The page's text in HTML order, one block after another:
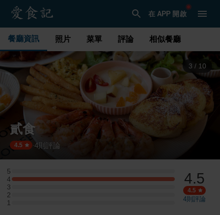
在 APP 開啟
餐廳資訊 照片 菜單 評論 相似餐廳
3 / 10
貳食
4.5 ·4則評論
5
5 星：0 則評論
4
4 星：1 則評論
3
3 星：0 則評論
2
2 星：0 則評論
1
1 星：0 則評論
4.5
4.5
4則評論